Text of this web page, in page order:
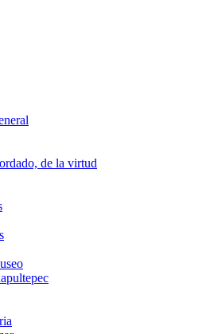
de la virtud